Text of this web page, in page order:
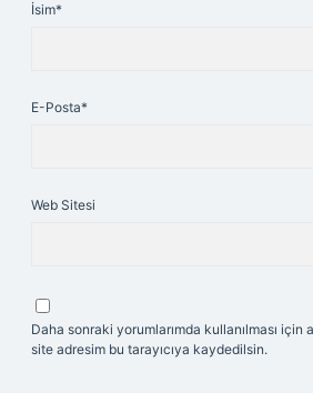
İsim*
E-Posta*
Web Sitesi
Daha sonraki yorumlarımda kullanılması için
site adresim bu tarayıcıya kaydedilsin.